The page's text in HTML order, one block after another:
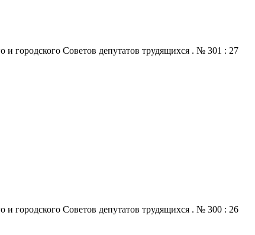
и городского Советов депутатов трудящихся . № 301 : 27
и городского Советов депутатов трудящихся . № 300 : 26